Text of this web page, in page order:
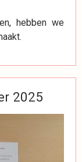
hebben we
2025